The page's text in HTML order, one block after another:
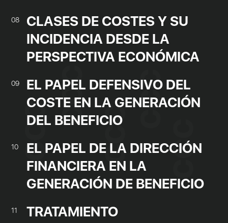
08
CLASES DE COSTES Y SU
INCIDENCIA DESDE LA
PERSPECTIVA ECONÓMICA
09
EL PAPEL DEFENSIVO DEL
COSTE EN LA GENERACIÓN
DEL BENEFICIO
10
EL PAPEL DE LA DIRECCIÓN
FINANCIERA EN LA
GENERACIÓN DE BENEFICIO
11
TRATAMIENTO